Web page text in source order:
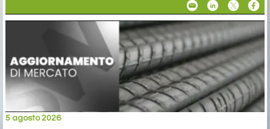
5 agosto 2026